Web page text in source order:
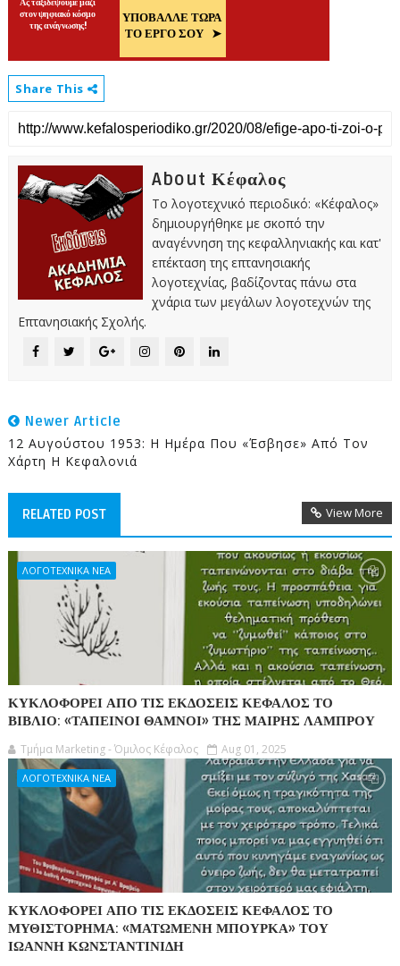
Share This
About Κέφαλος
Το λογοτεχνικό περιοδικό: «Κέφαλος»
δημιουργήθηκε με σκοπό την
αναγέννηση της κεφαλληνιακής και κατ'
επέκταση της επτανησιακής
λογοτεχνίας, βαδίζοντας πάνω στα
χνάρια των μεγάλων λογοτεχνών της
Επτανησιακής Σχολής.
Newer Article
12 Αυγούστου 1953: Η Ημέρα Που «έσβησε» Από Τον
Χάρτη Η Κεφαλονιά
RELATED POST View More
ΛΟΓΟΤΕΧΝΙΚΑ ΝΕΑ
ΚΥΚΛΟΦΟΡΕΙ ΑΠΟ ΤΙΣ ΕΚΔΟΣΕΙΣ ΚΕΦΑΛΟΣ ΤΟ
ΒΙΒΛΙΟ: «ΤΑΠΕΙΝΟΙ ΘΑΜΝΟΙ» ΤΗΣ ΜΑΙΡΗΣ ΛΑΜΠΡΟΥ
Τμήμα Marketing - Όμιλος Κέφαλος Aug 01, 2025
ΛΟΓΟΤΕΧΝΙΚΑ ΝΕΑ
ΚΥΚΛΟΦΟΡΕΙ ΑΠΟ ΤΙΣ ΕΚΔΟΣΕΙΣ ΚΕΦΑΛΟΣ ΤΟ
ΜΥΘΙΣΤΟΡΗΜΑ: «ΜΑΤΩΜΕΝΗ ΜΠΟΥΡΚΑ» ΤΟΥ
ΙΩΑΝΝΗ ΚΩΝΣΤΑΝΤΙΝΙΔΗ